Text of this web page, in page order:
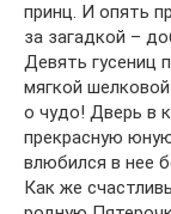
принц. И опять
за загадкой –
Девять гусениц
мягкой
о чудо! Дверь в
прекрасную
влюбился в нее
Как же